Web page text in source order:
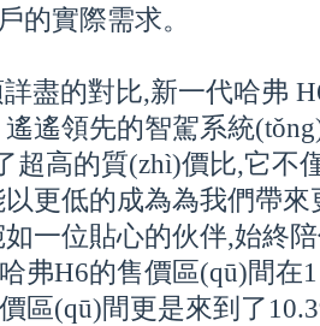
的實際需求。
盡的對比,新一代哈弗
遙遙領先的智駕系統
超高的質(zhì)價比,它不
以更低的成為為我們帶來
如一位貼心的伙伴,始終
弗H6的售價區(qū)間在
區(qū)間更是來到了